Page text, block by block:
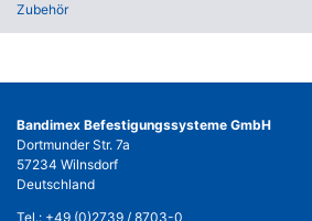
Zubehör
Bandimex Befestigungssysteme GmbH
Dortmunder Str. 7a
57234 Wilnsdorf
Deutschland
Tel.: +49 (0)2739 / 8703-0